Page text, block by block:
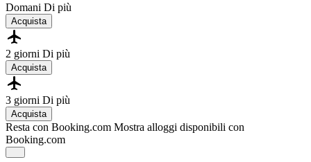
Domani Di più
Acquista
2 giorni Di più
Acquista
3 giorni Di più
Acquista
Resta con Booking.com Mostra alloggi disponibili con
Booking.com